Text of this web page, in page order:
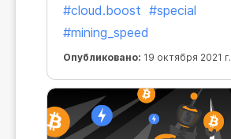
#cloud.boost #special
#mining_speed
Опубликовано: 19 октября 2021 г.